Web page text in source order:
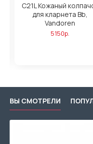
C21L Кожаный
для кларнета Bb,
Vandoren
5150р.
ВЫ СМОТРЕЛИ